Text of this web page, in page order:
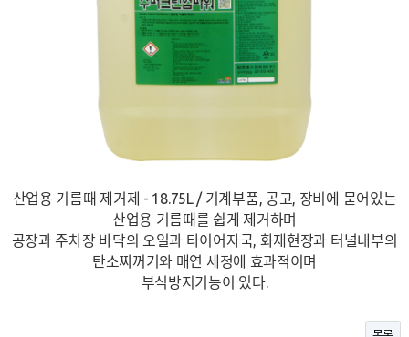
산업용 기름때 제거제 - 18.75L / 기계부품, 공고, 장비에 묻어있는
산업용 기름때를 쉽게 제거하며
공장과 주차장 바닥의 오일과 타이어자국, 화재현장과 터널내부의
탄소찌꺼기와 매연 세정에 효과적이며
부식방지기능이 있다.
목록